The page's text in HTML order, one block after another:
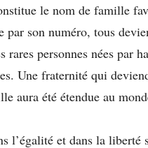
le nom de famille
par son numéro, tous
personnes nées par
Une fraternité qui
aura été étendue au
l’égalité et dans la liberté